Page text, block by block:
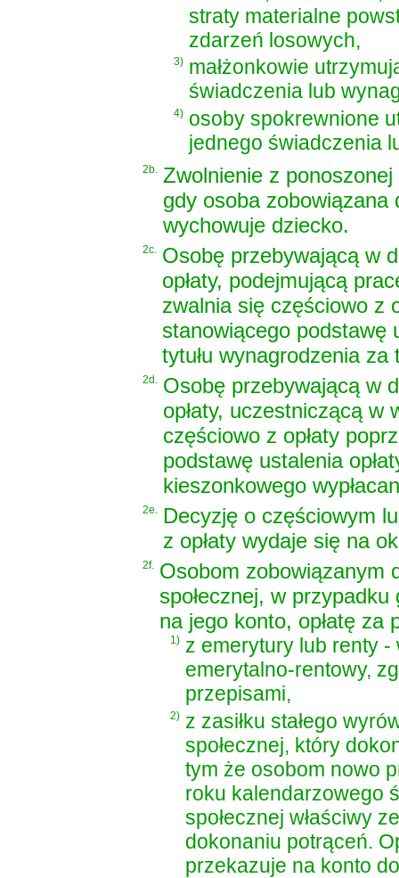
straty materialne
zdarzeń losowych,
3) małżonkowie
świadczenia lub
4) osoby spokrewnione
jednego świadczenia
2b. Zwolnienie z
gdy osoba zobowiązana
wychowuje dziecko.
2c. Osobę przebywającą w
opłaty, podejmującą
zwalnia się częściowo z
stanowiącego podstawę
tytułu wynagrodzenia za
2d. Osobę przebywającą w
opłaty, uczestniczącą w
częściowo z opłaty
podstawę ustalenia
kieszonkowego
2e. Decyzję o częściowym
z opłaty wydaje się na
2f. Osobom zobowiązanym
społecznej, w
na jego konto, opłatę
1) z emerytury lub renty -
emerytalno-rentowy,
przepisami,
2) z zasiłku stałego
społecznej, który
tym że osobom nowo
roku kalendarzowego
społecznej właściwy
dokonaniu potrąceń.
przekazuje na konto